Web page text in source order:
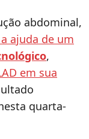
abdominal,
ajuda de um
,
em sua
quarta-